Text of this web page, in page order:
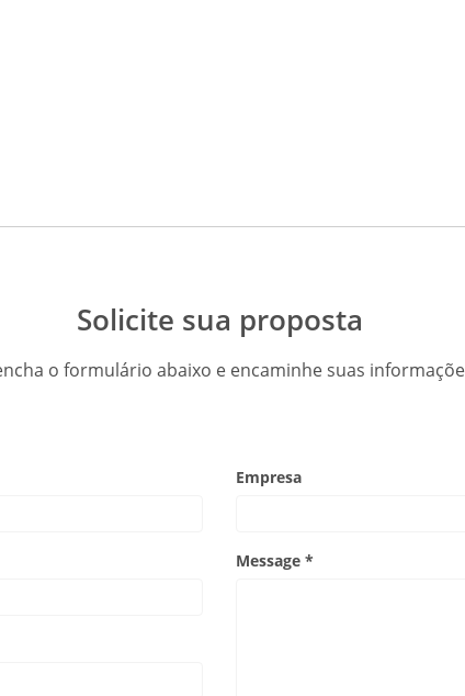
Solicite sua proposta
o formulário abaixo e encaminhe suas
Empresa
Message *